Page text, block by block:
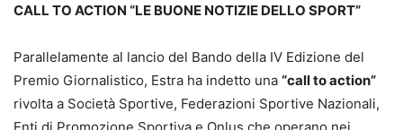
CALL TO ACTION “LE BUONE NOTIZIE DELLO SPORT”
Parallelamente al lancio del Bando della IV Edizione del
Premio Giornalistico, Estra ha indetto una “call to action”
rivolta a Società Sportive, Federazioni Sportive Nazionali,